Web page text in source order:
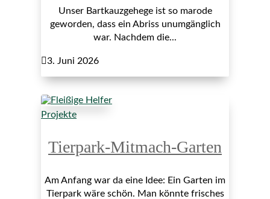
Unser Bartkauzgehege ist so marode
geworden, dass ein Abriss unumgänglich
war. Nachdem die...
3. Juni 2026
Projekte
Tierpark-Mitmach-Garten
Am Anfang war da eine Idee: Ein Garten im
Tierpark wäre schön. Man könnte frisches